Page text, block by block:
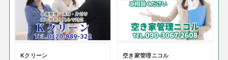
Kクリーン 空き家管理ニコル